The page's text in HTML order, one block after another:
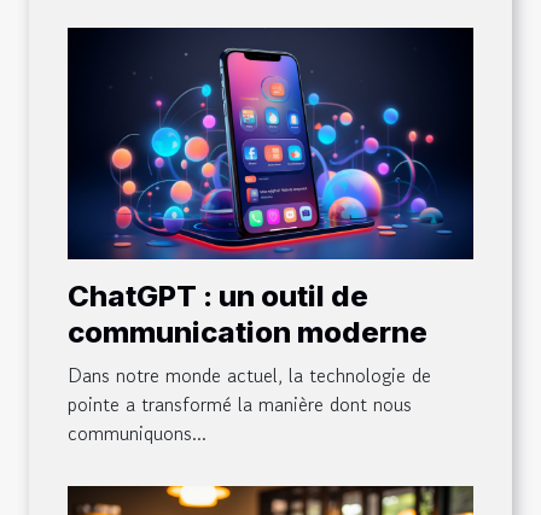
ChatGPT : un outil de
communication moderne
Dans notre monde actuel, la technologie de
pointe a transformé la manière dont nous
communiquons...